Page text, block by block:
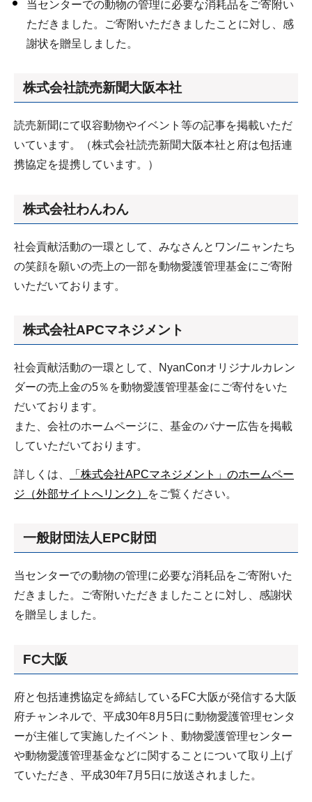
当センターでの動物の管理に必要な消耗品をご寄附い
ただきました。ご寄附いただきましたことに対し、感
謝状を贈呈しました。
株式会社読売新聞大阪本社
読売新聞にて収容動物やイベント等の記事を掲載いただ
いています。（株式会社読売新聞大阪本社と府は包括連
携協定を提携しています。）
株式会社わんわん
社会貢献活動の一環として、みなさんとワン/ニャンたち
の笑顔を願いの売上の一部を動物愛護管理基金にご寄附
いただいております。
株式会社APCマネジメント
社会貢献活動の一環として、NyanConオリジナルカレン
ダーの売上金の5％を動物愛護管理基金にご寄付をいた
だいております。
また、会社のホームページに、基金のバナー広告を掲載
していただいております。
詳しくは、
「株式会社APCマネジメント」のホームペー
ジ（外部サイトへリンク）
をご覧ください。
一般財団法人EPC財団
当センターでの動物の管理に必要な消耗品をご寄附いた
だきました。ご寄附いただきましたことに対し、感謝状
を贈呈しました。
FC大阪
府と包括連携協定を締結しているFC大阪が発信する大阪
府チャンネルで、平成30年8月5日に動物愛護管理センタ
ーが主催して実施したイベント、動物愛護管理センター
や動物愛護管理基金などに関することについて取り上げ
ていただき、平成30年7月5日に放送されました。